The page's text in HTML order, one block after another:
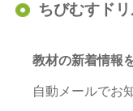
ちびむすド
教材の新着情報
自動メールでお